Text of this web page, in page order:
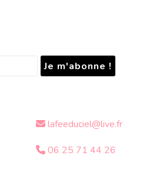
lafeeduciel@live.fr
06 25 71 44 26